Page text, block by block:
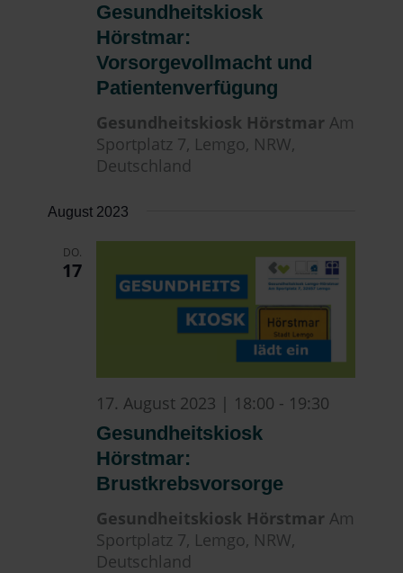
Gesundheitskiosk
Hörstmar:
Vorsorgevollmacht und
Patientenverfügung
Gesundheitskiosk HörstmarAm
Sportplatz 7, Lemgo, NRW,
Deutschland
August 2023
DO.
17
Gesundheitskiosk
Hörstmar:
Brustkrebsvorsorge
17. August 2023 | 18:00 - 19:30
Gesundheitskiosk HörstmarAm
Sportplatz 7, Lemgo, NRW,
Deutschland